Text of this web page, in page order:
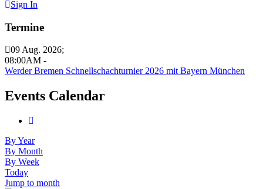
Sign In
Termine
09 Aug. 2026;
08:00AM -
Werder Bremen Schnellschachturnier 2026 mit Bayern München
Events Calendar
By Year
By Month
By Week
Today
Jump to month